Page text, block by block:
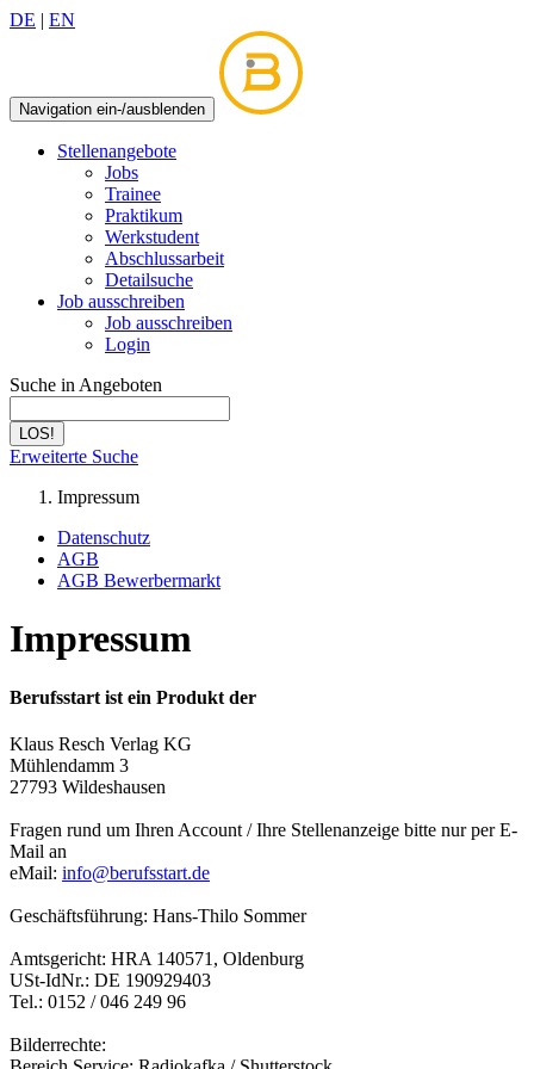
DE | EN
Navigation ein-/ausblenden
Stellenangebote
Jobs
Trainee
Praktikum
Werkstudent
Abschlussarbeit
Detailsuche
Job ausschreiben
Job ausschreiben
Login
Suche in Angeboten
LOS!
Erweiterte Suche
Impressum
Datenschutz
AGB
AGB Bewerbermarkt
Impressum
Berufsstart ist ein Produkt der
Klaus Resch Verlag KG
Mühlendamm 3
27793 Wildeshausen
Fragen rund um Ihren Account / Ihre Stellenanzeige bitte nur per E-
Mail an
eMail: info@berufsstart.de
Geschäftsführung: Hans-Thilo Sommer
Amtsgericht: HRA 140571, Oldenburg
USt-IdNr.: DE 190929403
Tel.: 0152 / 046 249 96
Bilderrechte: